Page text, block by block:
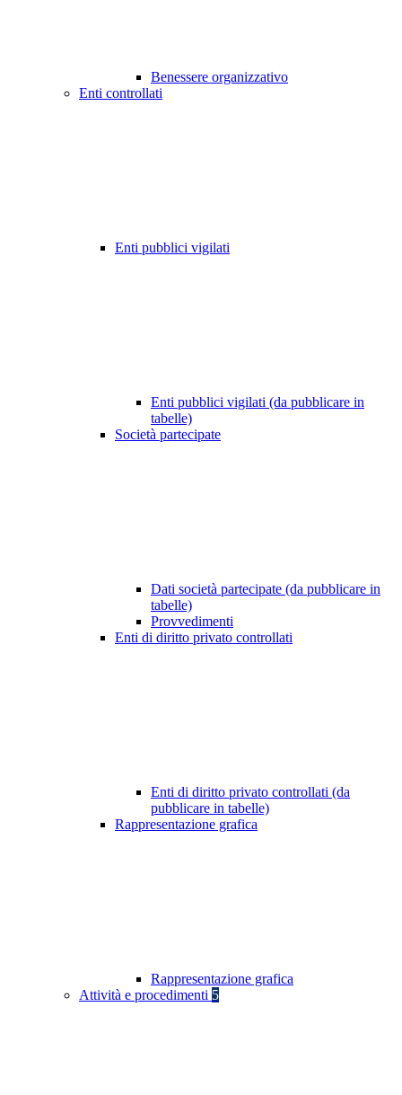
Benessere organizzativo
Enti controllati
Enti pubblici vigilati
Enti pubblici vigilati (da pubblicare in
tabelle)
Società partecipate
Dati società partecipate (da pubblicare in
tabelle)
Provvedimenti
Enti di diritto privato controllati
Enti di diritto privato controllati (da
pubblicare in tabelle)
Rappresentazione grafica
Rappresentazione grafica
Attività e procedimenti 5